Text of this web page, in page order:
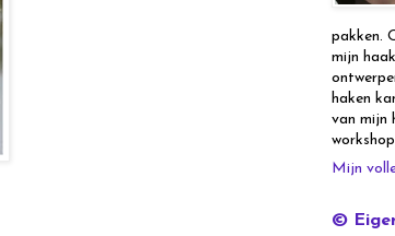
pakken.
mijn
haken
van mijn
Mijn
©